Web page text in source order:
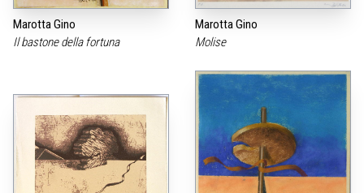
Marotta Gino
Il bastone della fortuna
Marotta Gino
Molise